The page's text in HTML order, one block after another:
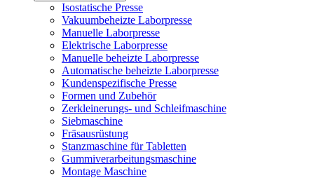
Isostatische Presse
Vakuumbeheizte Laborpresse
Manuelle Laborpresse
Elektrische Laborpresse
Manuelle beheizte Laborpresse
Automatische beheizte Laborpresse
Kundenspezifische Presse
Formen und Zubehör
Zerkleinerungs- und Schleifmaschine
Siebmaschine
Fräsausrüstung
Stanzmaschine für Tabletten
Gummiverarbeitungsmaschine
Montage Maschine